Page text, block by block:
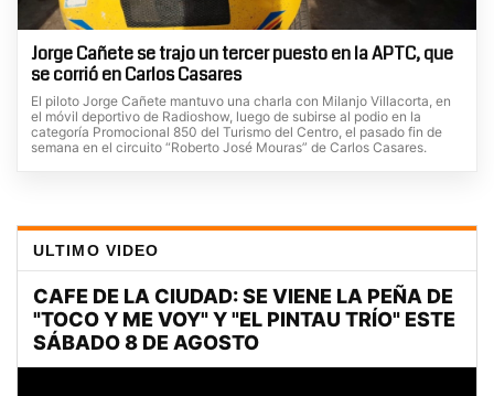
Jorge Cañete se trajo un tercer puesto en la APTC, que
se corrió en Carlos Casares
El piloto Jorge Cañete mantuvo una charla con Milanjo Villacorta, en
el móvil deportivo de Radioshow, luego de subirse al podio en la
categoría Promocional 850 del Turismo del Centro, el pasado fin de
semana en el circuito “Roberto José Mouras” de Carlos Casares.
ULTIMO VIDEO